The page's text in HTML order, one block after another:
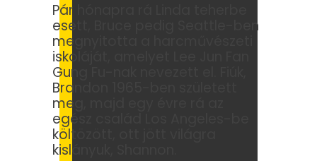
Pár hónapra rá Linda teherbe
esett, Bruce pedig Seattle-ben
megnyitotta a harcművészeti
iskoláját, amelyet Lee Jun Fan
Gung Fu-nak nevezett el. Fiúk,
Brandon 1965-ben született
meg, majd egy évre rá az
egész család Los Angeles-be
költözött, ott jött világra
kislányuk, Shannon.